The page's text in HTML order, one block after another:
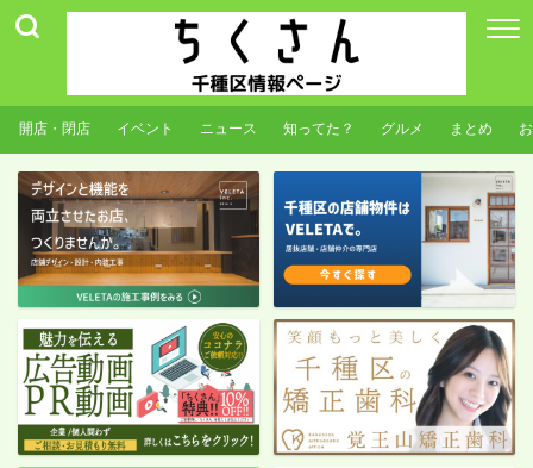
開店・閉店 イベント ニュース 知ってた？ グルメ まとめ